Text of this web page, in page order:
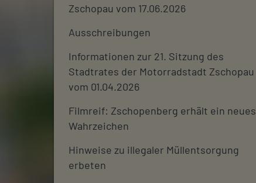
Zschopau vom 17.06.2026
Ausschreibungen
Informationen zur 21. Sitzung des
Stadtrates der Motorradstadt Zschopau
vom 01.04.2026
Filmreif: Zschopenberg erhält ein neues
Wahrzeichen
Hinweise zu illegaler Müllentsorgung
erbeten